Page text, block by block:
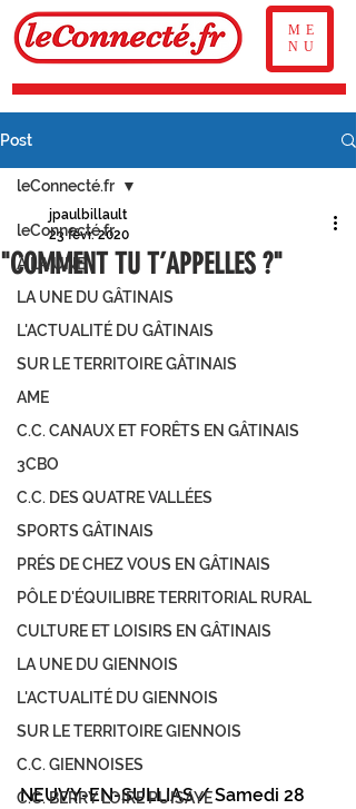
ME
NU
Post
leConnecté.fr
À LA UNE
LA UNE DU GÂTINAIS
L'ACTUALITÉ DU GÂTINAIS
SUR LE TERRITOIRE GÂTINAIS
AME
C.C. CANAUX ET FORÊTS EN GÂTINAIS
3CBO
C.C. DES QUATRE VALLÉES
SPORTS GÂTINAIS
PRÉS DE CHEZ VOUS EN GÂTINAIS
PÔLE D'ÉQUILIBRE TERRITORIAL RURAL
CULTURE ET LOISIRS EN GÂTINAIS
LA UNE DU GIENNOIS
L'ACTUALITÉ DU GIENNOIS
SUR LE TERRITOIRE GIENNOIS
C.C. GIENNOISES
C.C. BERRY LOIRE PUISAYE
leConnecté.fr
"COMMENT TU T’APPELLES ?"
jpaulbillault
23 févr. 2020
NEUVY-EN-SULLIAS / Samedi 28